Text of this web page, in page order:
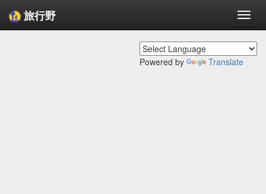
旅行野
Powered by Translate